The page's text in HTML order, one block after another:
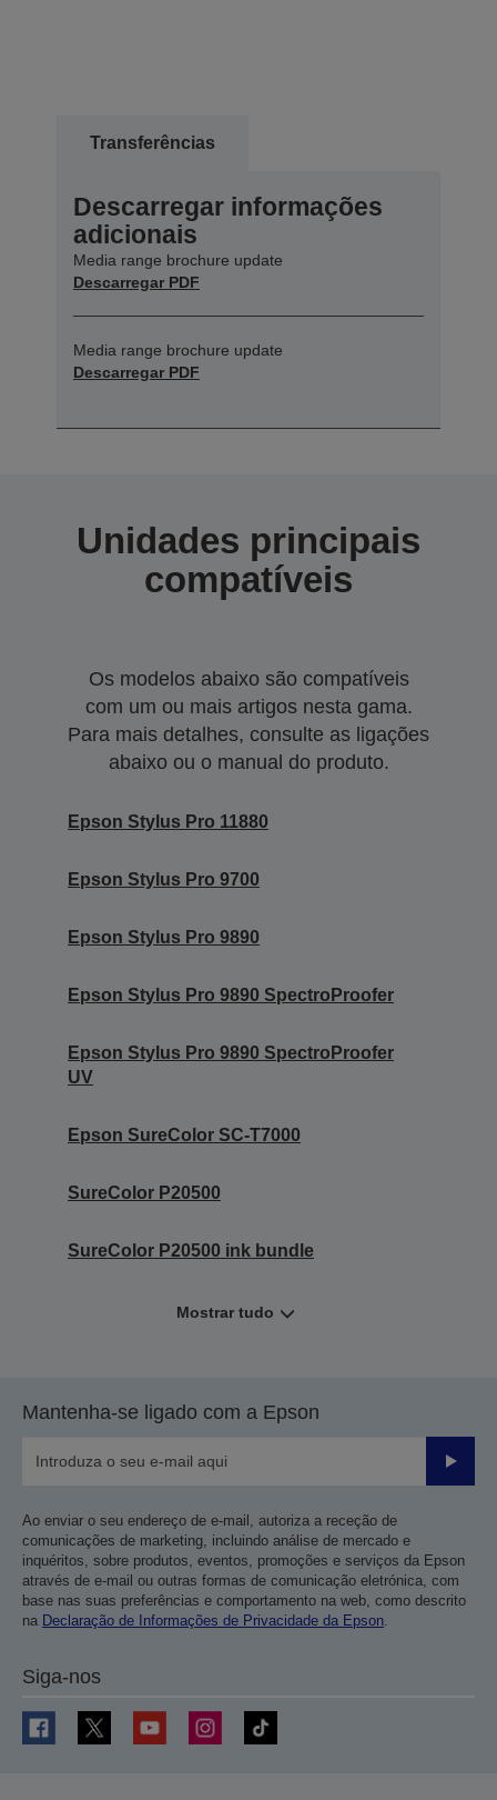
Transferências
Descarregar informações
adicionais
Media range brochure update
Descarregar PDF
Media range brochure update
Descarregar PDF
Unidades principais
compatíveis
Os modelos abaixo são compatíveis
com um ou mais artigos nesta gama.
Para mais detalhes, consulte as ligações
abaixo ou o manual do produto.
Epson Stylus Pro 11880
Epson Stylus Pro 9700
Epson Stylus Pro 9890
Epson Stylus Pro 9890 SpectroProofer
Epson Stylus Pro 9890 SpectroProofer
UV
Epson SureColor SC-T7000
SureColor P20500
SureColor P20500 ink bundle
Mostrar tudo
Mantenha-se ligado com a Epson
Enviar
Ao enviar o seu endereço de e-mail, autoriza a receção de
comunicações de marketing, incluindo análise de mercado e
inquéritos, sobre produtos, eventos, promoções e serviços da Epson
através de e-mail ou outras formas de comunicação eletrónica, com
base nas suas preferências e comportamento na web, como descrito
na Declaração de Informações de Privacidade da Epson.
Siga-nos